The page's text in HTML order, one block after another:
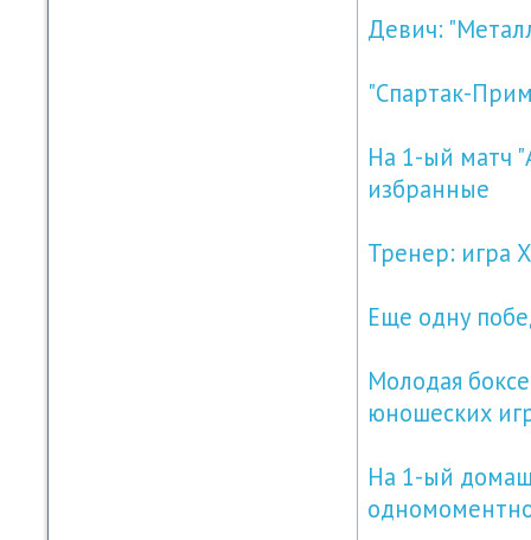
Девич:
"Спартак-
На 1-ый матч
избранные
Тренер: игра
Еще одну
Молодая
юношеских
На 1-ый